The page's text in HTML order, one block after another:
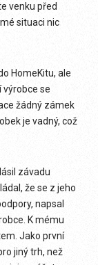
venku před
situaci nic
HomeKitu, ale
výrobce se
žádný zámek
je vadný, což
závadu
že se z jeho
napsal
K mému
Jako první
jiný trh, než